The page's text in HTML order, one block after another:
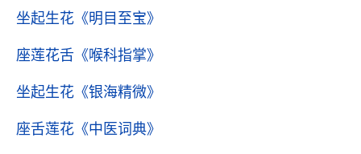
坐起生花 《明目至宝》
座莲花舌 《喉科指掌》
坐起生花 《银海精微》
座舌莲花 《中医词典》